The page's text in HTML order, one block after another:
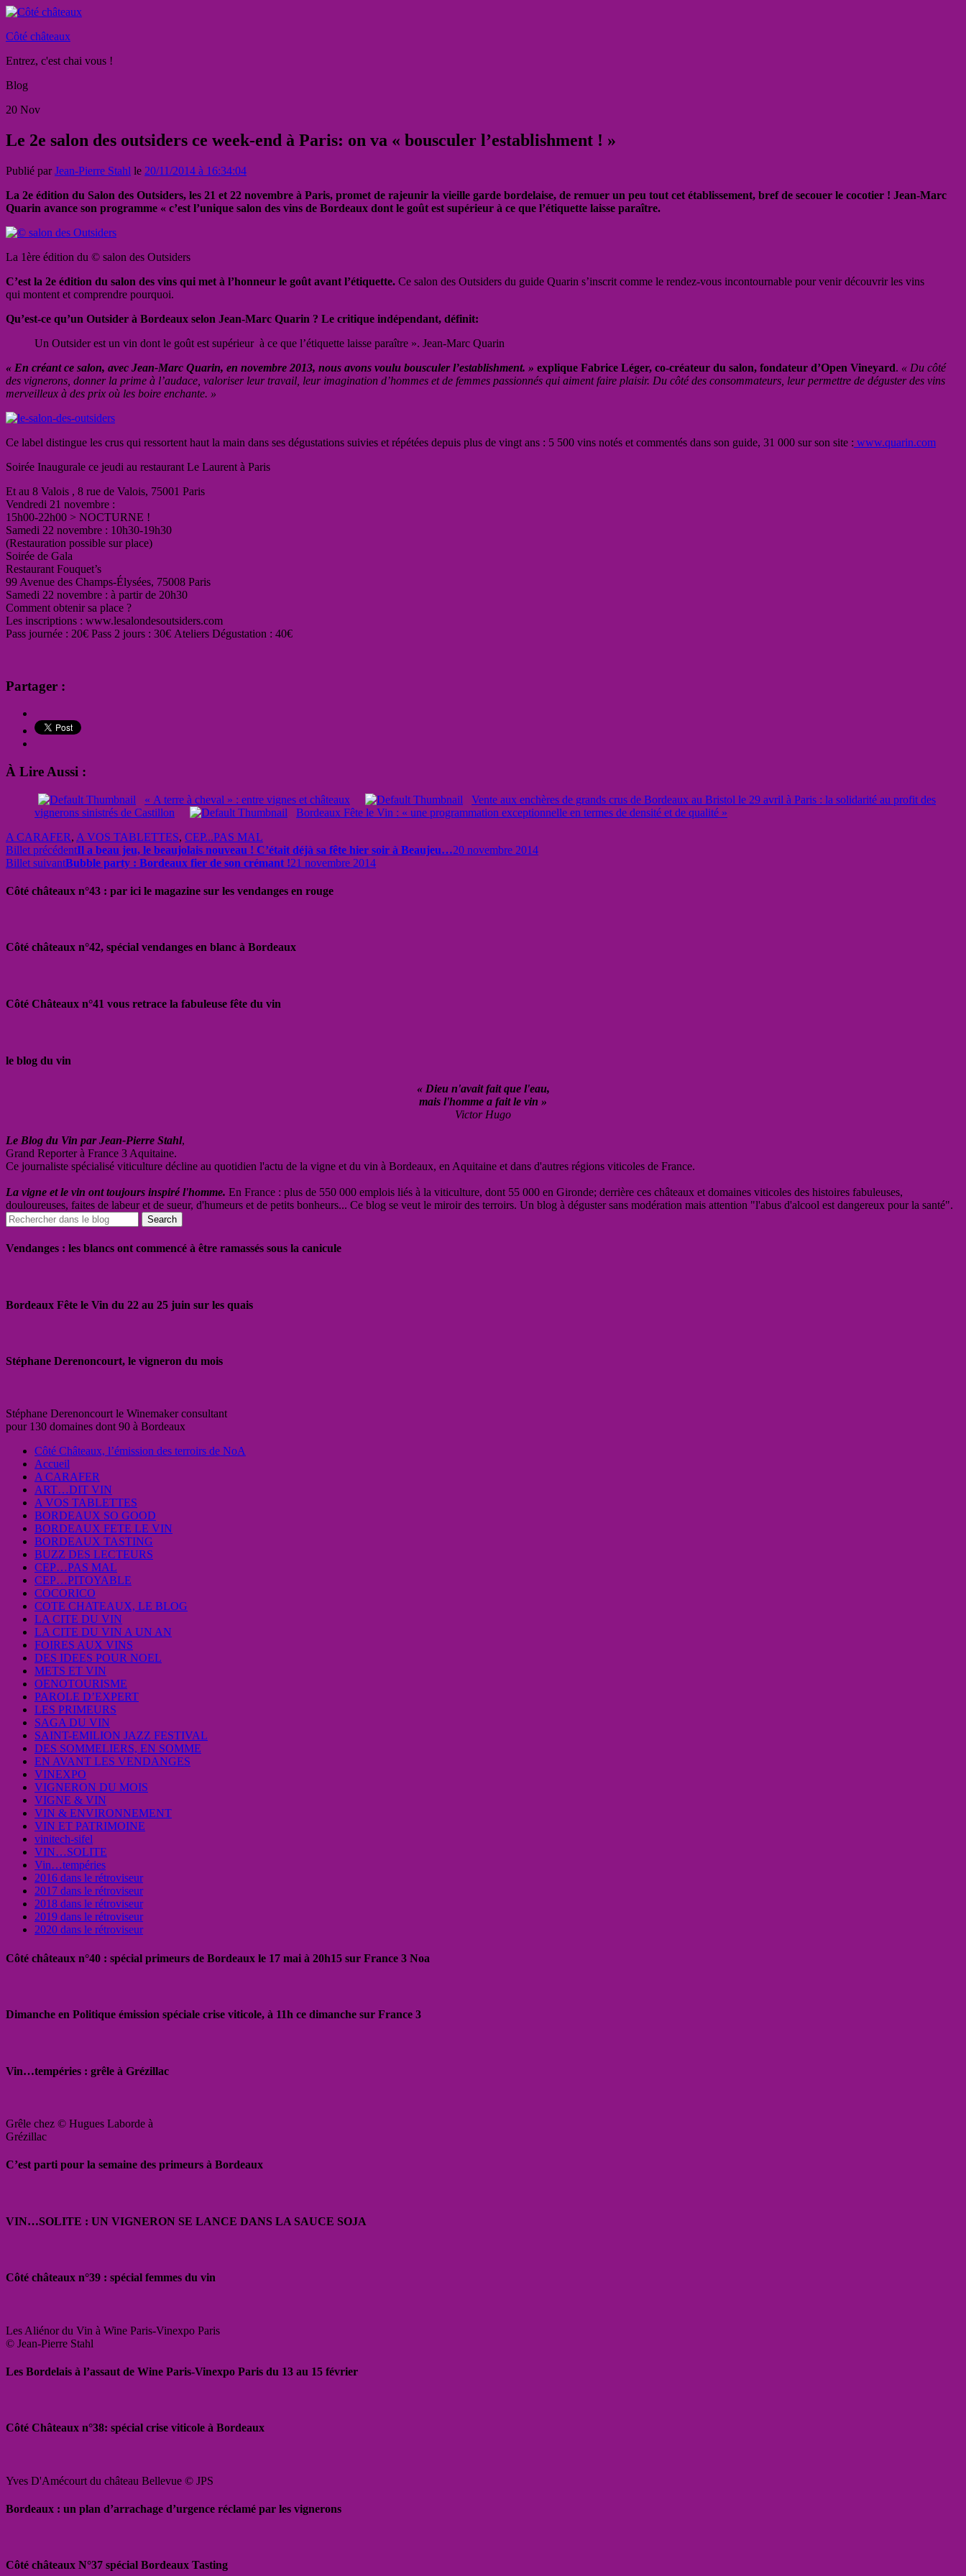
Côté châteaux
Entrez, c'est chai vous !
Blog
20 Nov
Le 2e salon des outsiders ce week-end à Paris: on va « bousculer l’establishment ! »
Publié parJean-Pierre Stahl le 20/11/2014 à 16:34:04
La 2e édition du Salon des Outsiders, les 21 et 22 novembre à Paris, promet de rajeunir la vieille garde bordelaise, de remuer un peu tout cet établissement, bref de secouer le cocotier ! Jean-Marc
Quarin avance son programme « c’est l’unique salon des vins de Bordeaux dont le goût est supérieur à ce que l’étiquette laisse paraître.
La 1ère édition du © salon des Outsiders
C’est la 2e édition du salon des vins qui met à l’honneur le goût avant l’étiquette. Ce salon des Outsiders du guide Quarin s’inscrit comme le rendez-vous incontournable pour venir découvrir les vins
qui montent et comprendre pourquoi.
Qu’est-ce qu’un Outsider à Bordeaux selon Jean-Marc Quarin ? Le critique indépendant, définit:
Un Outsider est un vin dont le goût est supérieur à ce que l’étiquette laisse paraître ». Jean-Marc Quarin
« En créant ce salon, avec Jean-Marc Quarin, en novembre 2013, nous avons voulu bousculer l’establishment. » explique Fabrice Léger, co-créateur du salon, fondateur d’Open Vineyard. « Du côté
des vignerons, donner la prime à l’audace, valoriser leur travail, leur imagination d’hommes et de femmes passionnés qui aiment faire plaisir. Du côté des consommateurs, leur permettre de déguster des vins
merveilleux à des prix où les boire enchante. »
Ce label distingue les crus qui ressortent haut la main dans ses dégustations suivies et répétées depuis plus de vingt ans : 5 500 vins notés et commentés dans son guide, 31 000 sur son site : www.quarin.com
Soirée Inaugurale ce jeudi au restaurant Le Laurent à Paris
Et au 8 Valois , 8 rue de Valois, 75001 Paris
Vendredi 21 novembre :
15h00-22h00 > NOCTURNE !
Samedi 22 novembre : 10h30-19h30
(Restauration possible sur place)
Soirée de Gala
Restaurant Fouquet’s
99 Avenue des Champs-Élysées, 75008 Paris
Samedi 22 novembre : à partir de 20h30
Comment obtenir sa place ?
Les inscriptions : www.lesalondesoutsiders.com
Pass journée : 20€ Pass 2 jours : 30€ Ateliers Dégustation : 40€
Partager :
À Lire Aussi :
« A terre à cheval » : entre vignes et châteaux
Vente aux enchères de grands crus de Bordeaux au Bristol le 29 avril à Paris : la solidarité au profit des
vignerons sinistrés de Castillon
Bordeaux Fête le Vin : « une programmation exceptionnelle en termes de densité et de qualité »
A CARAFER, A VOS TABLETTES, CEP...PAS MAL
Billet précédentIl a beau jeu, le beaujolais nouveau ! C’était déjà sa fête hier soir à Beaujeu…20 novembre 2014
Billet suivantBubble party : Bordeaux fier de son crémant !21 novembre 2014
Côté châteaux n°43 : par ici le magazine sur les vendanges en rouge
Côté châteaux n°42, spécial vendanges en blanc à Bordeaux
Côté Châteaux n°41 vous retrace la fabuleuse fête du vin
le blog du vin
« Dieu n'avait fait que l'eau,
mais l'homme a fait le vin »
Victor Hugo
Le Blog du Vin par Jean-Pierre Stahl,
Grand Reporter à France 3 Aquitaine.
Ce journaliste spécialisé viticulture décline au quotidien l'actu de la vigne et du vin à Bordeaux, en Aquitaine et dans d'autres régions viticoles de France.
La vigne et le vin ont toujours inspiré l'homme. En France : plus de 550 000 emplois liés à la viticulture, dont 55 000 en Gironde; derrière ces châteaux et domaines viticoles des histoires fabuleuses,
douloureuses, faites de labeur et de sueur, d'humeurs et de petits bonheurs... Ce blog se veut le miroir des terroirs. Un blog à déguster sans modération mais attention "l'abus d'alcool est dangereux pour la santé".
Vendanges : les blancs ont commencé à être ramassés sous la canicule
Bordeaux Fête le Vin du 22 au 25 juin sur les quais
Stéphane Derenoncourt, le vigneron du mois
Stéphane Derenoncourt le Winemaker consultant
pour 130 domaines dont 90 à Bordeaux
Côté Châteaux, l’émission des terroirs de NoA
Accueil
A CARAFER
ART…DIT VIN
A VOS TABLETTES
BORDEAUX SO GOOD
BORDEAUX FETE LE VIN
BORDEAUX TASTING
BUZZ DES LECTEURS
CEP…PAS MAL
CEP…PITOYABLE
COCORICO
COTE CHATEAUX, LE BLOG
LA CITE DU VIN
LA CITE DU VIN A UN AN
FOIRES AUX VINS
DES IDEES POUR NOEL
METS ET VIN
OENOTOURISME
PAROLE D’EXPERT
LES PRIMEURS
SAGA DU VIN
SAINT-EMILION JAZZ FESTIVAL
DES SOMMELIERS, EN SOMME
EN AVANT LES VENDANGES
VINEXPO
VIGNERON DU MOIS
VIGNE & VIN
VIN & ENVIRONNEMENT
VIN ET PATRIMOINE
vinitech-sifel
VIN…SOLITE
Vin…tempéries
2016 dans le rétroviseur
2017 dans le rétroviseur
2018 dans le rétroviseur
2019 dans le rétroviseur
2020 dans le rétroviseur
Côté châteaux n°40 : spécial primeurs de Bordeaux le 17 mai à 20h15 sur France 3 Noa
Dimanche en Politique émission spéciale crise viticole, à 11h ce dimanche sur France 3
Vin…tempéries : grêle à Grézillac
Grêle chez © Hugues Laborde à
Grézillac
C’est parti pour la semaine des primeurs à Bordeaux
VIN…SOLITE : UN VIGNERON SE LANCE DANS LA SAUCE SOJA
Côté châteaux n°39 : spécial femmes du vin
Les Aliénor du Vin à Wine Paris-Vinexpo Paris
© Jean-Pierre Stahl
Les Bordelais à l’assaut de Wine Paris-Vinexpo Paris du 13 au 15 février
Côté Châteaux n°38: spécial crise viticole à Bordeaux
Yves D'Amécourt du château Bellevue © JPS
Bordeaux : un plan d’arrachage d’urgence réclamé par les vignerons
Côté châteaux N°37 spécial Bordeaux Tasting